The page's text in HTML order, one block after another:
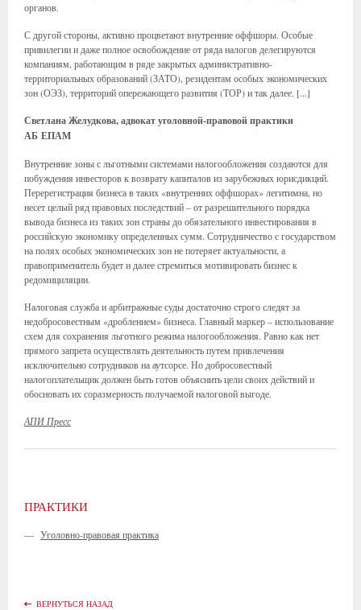
органов.
С другой стороны, активно процветают внутренние оффшоры. Особые
привилегии и даже полное освобождение от ряда налогов делегируются
компаниям, работающим в ряде закрытых административно-
территориальных образований (ЗАТО), резидентам особых экономических
зон (ОЭЗ), территорий опережающего развития (ТОР) и так далее. [...]
Светлана Желудкова,адвокат уголовной-правовой практики
АБ ЕПАМ
Внутренние зоны с льготными системами налогообложения создаются для
побуждения инвесторов к возврату капиталов из зарубежных юрисдикций.
Перерегистрация бизнеса в таких «внутренних оффшорах» легитимна, но
несет целый ряд правовых последствий – от разрешительного порядка
вывода бизнеса из таких зон страны до обязательного инвестирования в
российскую экономику определенных сумм. Сотрудничество с государством
на полях особых экономических зон не потеряет актуальности, а
правоприменитель будет и далее стремиться мотивировать бизнес к
редомициляции.
Налоговая служба и арбитражные суды достаточно строго следят за
недобросовестным «дроблением» бизнеса. Главный маркер – использование
схем для сохранения льготного режима налогообложения. Равно как нет
прямого запрета осуществлять деятельность путем привлечения
исключительно сотрудников на аутсорсе. Но добросовестный
налогоплательщик должен быть готов объяснить цели своих действий и
обосновать их соразмерность получаемой налоговой выгоде.
АПИ Пресс
ПРАКТИКИ
— Уголовно-правовая практика
ВЕРНУТЬСЯ НАЗАД